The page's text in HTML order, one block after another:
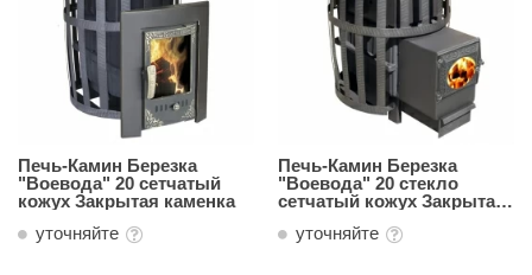
SAUNA
Печь-Камин Березка
"Воевода" 20 сетчатый
кожух Закрытая каменка
уточняйте
Печь-Камин Березка
"Воевода" 20 стекло
сетчатый кожух Закрытая
уточняйте